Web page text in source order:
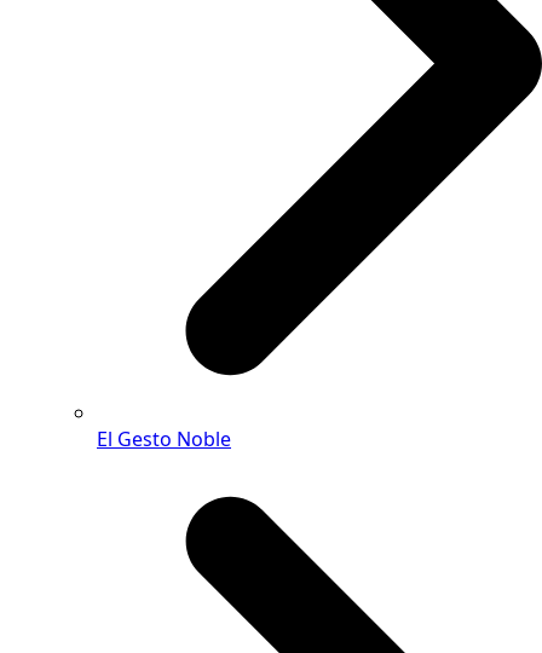
El Gesto Noble